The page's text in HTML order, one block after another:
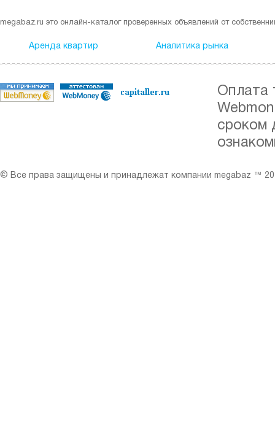
megabaz.ru это онлайн-каталог проверенных объявлений от
Аренда квартир Аналитика рынка
Оплата
сроком
© Все права защищены и принадлежат компании megabaz ™